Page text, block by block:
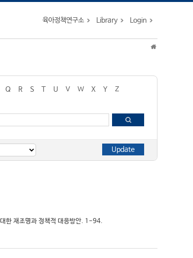
육아정책연구소 Library Login
Q R S T U V W X Y
Z
한 재조명과 정책적 대응방안. 1-94.